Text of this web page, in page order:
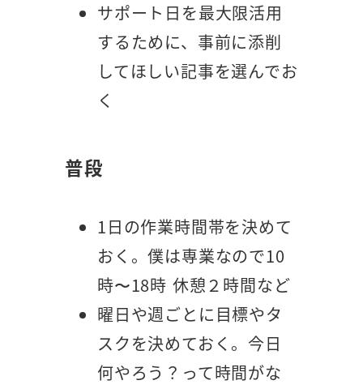
サポート日を最大限活用
するために、事前に添削
してほしい記事を選んでお
く
普段
1日の作業時間帯を決めて
おく。僕は専業なので10
時〜18時 休憩２時間など
曜日や週ごとに目標やタ
スクを決めておく。今日
何やろう？って時間がな